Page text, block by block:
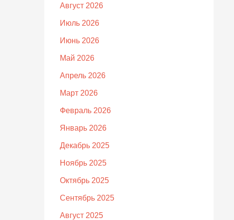
Август 2026
Июль 2026
Июнь 2026
Май 2026
Апрель 2026
Март 2026
Февраль 2026
Январь 2026
Декабрь 2025
Ноябрь 2025
Октябрь 2025
Сентябрь 2025
Август 2025